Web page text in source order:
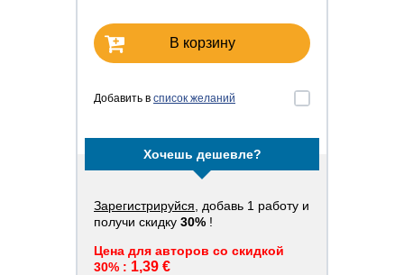
В корзину
Добавить в список желаний
Хочешь дешевле?
Зарегистрируйся , добавь 1 работу и
получи скидку 30% !
Цена для авторов со скидкой
30% : 1,39 €